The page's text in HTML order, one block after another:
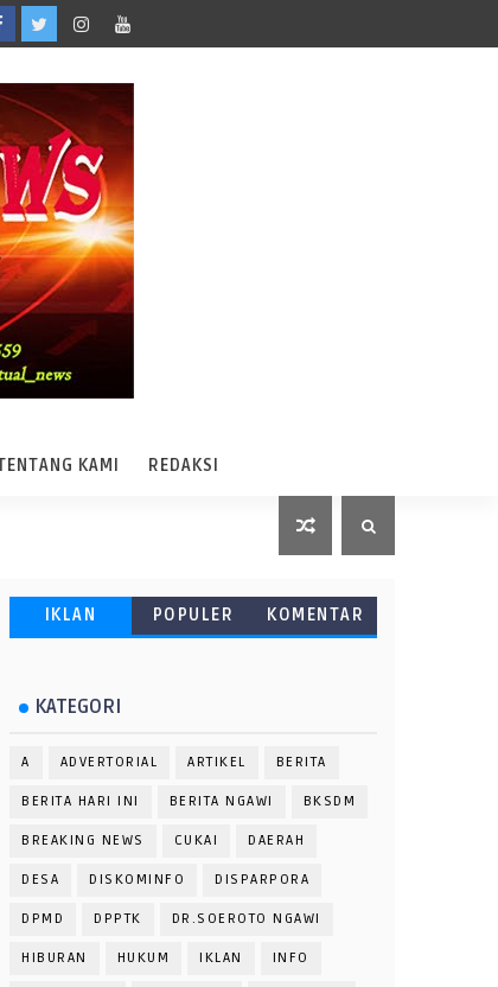
KAMI REDAKSI
IKLAN POPULER KOMENTAR
KATEGORI
A ADVERTORIAL ARTIKEL BERITA
BERITA HARI INI BERITA NGAWI BKSDM
BREAKING NEWS CUKAI DAERAH
DESA DISKOMINFO DISPARPORA
DPMD DPPTK DR.SOEROTO NGAWI
HIBURAN HUKUM IKLAN INFO